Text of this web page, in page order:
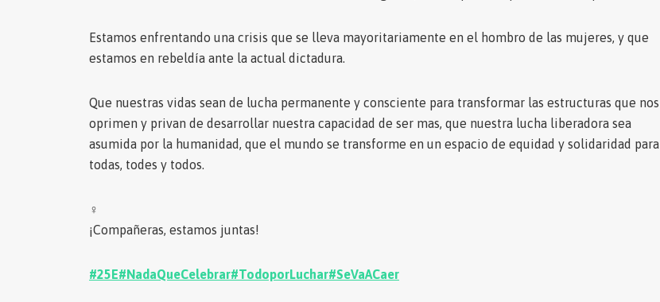
Estamos enfrentando una crisis que se lleva mayoritariamente en el hombro de las mujeres, y que
estamos en rebeldía ante la actual dictadura.
Que nuestras vidas sean de lucha permanente y consciente para transformar las estructuras que nos
oprimen y privan de desarrollar nuestra capacidad de ser mas, que nuestra lucha liberadora sea
asumida por la humanidad, que el mundo se transforme en un espacio de equidad y solidaridad para
todas, todes y todos.
♀
¡Compañeras, estamos juntas!
#25E#NadaQueCelebrar#TodoporLuchar#SeVaACaer